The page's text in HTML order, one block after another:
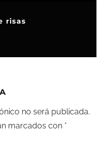
risas
no será publicada.
marcados con *